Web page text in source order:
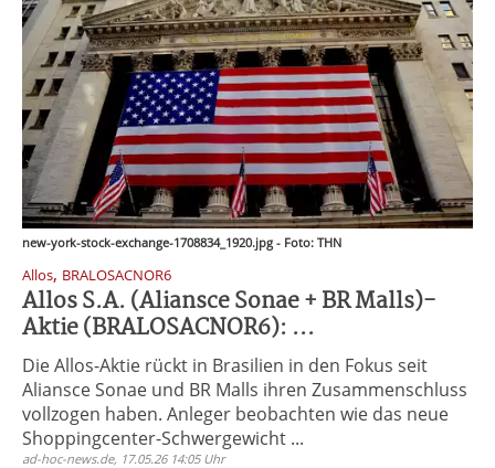
new-york-stock-exchange-1708834_1920.jpg - Foto: THN
Allos, BRALOSACNOR6
Allos S.A. (Aliansce Sonae + BR Malls)-
Aktie (BRALOSACNOR6): ...
Die Allos-Aktie rückt in Brasilien in den Fokus seit
Aliansce Sonae und BR Malls ihren Zusammenschluss
vollzogen haben. Anleger beobachten wie das neue
Shoppingcenter-Schwergewicht ...
ad-hoc-news.de, 17.05.26 14:05 Uhr